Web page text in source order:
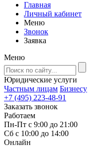
Главная
Личный кабинет
Меню
Звонок
Заявка
Меню
Юридические услуги
Частным лицам Бизнесу
+7 (495) 223-48-91
Заказать звонок
Работаем
Пн-Пт с 9:00 до 21:00
Сб с 10:00 до 14:00
Онлайн